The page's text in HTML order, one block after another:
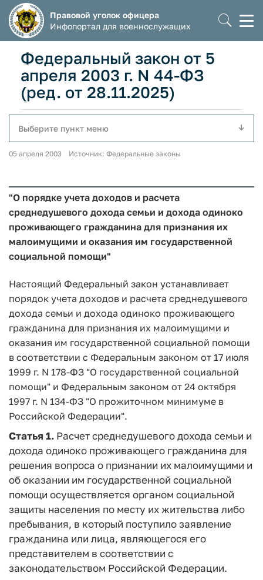
Правовой уголок офицера
Инфопортал для военнослужащих
Федеральный закон от 5
апреля 2003 г. N 44-ФЗ
(ред. от 28.11.2025)
Выберите пункт меню
05 апреля 2003 Источник: Федеральные законы
"О порядке учета доходов и расчета
среднедушевого дохода семьи и дохода одиноко
проживающего гражданина для признания их
малоимущими и оказания им государственной
социальной помощи"
Настоящий Федеральный закон устанавливает
порядок учета доходов и расчета среднедушевого
дохода семьи и дохода одиноко проживающего
гражданина для признания их малоимущими и
оказания им государственной социальной помощи
в соответствии с Федеральным законом от 17 июля
1999 г. N 178-ФЗ "О государственной социальной
помощи" и Федеральным законом от 24 октября
1997 г. N 134-ФЗ "О прожиточном минимуме в
Российской Федерации".
Статья 1. Расчет среднедушевого дохода семьи и
дохода одиноко проживающего гражданина для
решения вопроса о признании их малоимущими и
об оказании им государственной социальной
помощи осуществляется органом социальной
защиты населения по месту их жительства либо
пребывания, в который поступило заявление
гражданина или лица, являющегося его
представителем в соответствии с
законодательством Российской Федерации.